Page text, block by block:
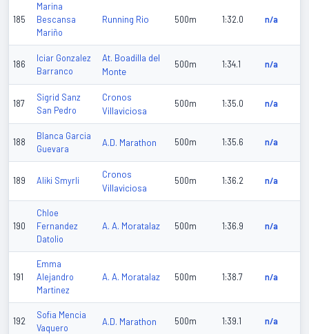
185
Marina
Bescansa
Mariño
Running Rio 500m 1:32.0 n/a
186
Iciar Gonzalez
Barranco
At. Boadilla del
Monte
500m 1:34.1 n/a
187
Sigrid Sanz
San Pedro
Cronos
Villaviciosa
500m 1:35.0 n/a
188
Blanca Garcia
Guevara
A.D. Marathon 500m 1:35.6 n/a
189 Aliki Smyrli
Cronos
Villaviciosa
500m 1:36.2 n/a
190
Chloe
Fernandez
Datolio
A. A. Moratalaz 500m 1:36.9 n/a
191
Emma
Alejandro
Martinez
A. A. Moratalaz 500m 1:38.7 n/a
192
Sofia Mencia
Vaquero
A.D. Marathon 500m 1:39.1 n/a